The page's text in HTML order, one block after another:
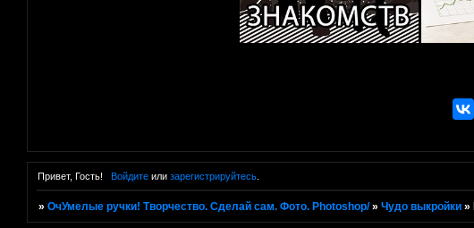
Привет, Гость! Войдитеили зарегистрируйтесь.
»ОчУмелые ручки! Творчество. Сделай сам. Фото. Photoshop/ »Чудо выкройки »